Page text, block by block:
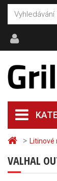
> Litinové
VALHAL